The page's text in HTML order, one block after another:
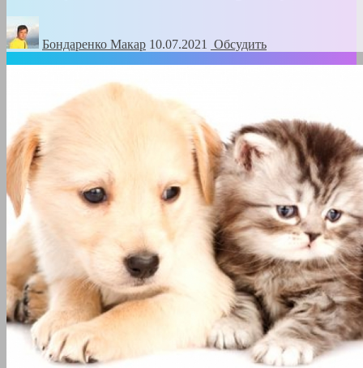
Бондаренко Mакар 10.07.2021 Обсудить